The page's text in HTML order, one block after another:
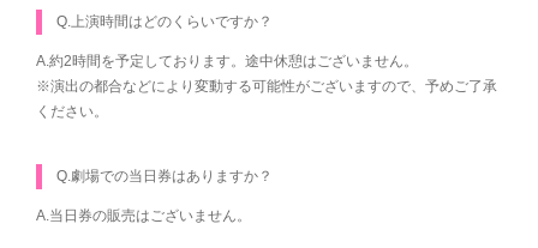
Q.上演時間はどのくらいですか？
A.約2時間を予定しております。途中休憩はございません。
※演出の都合などにより変動する可能性がございますので、予めご了承
ください。
Q.劇場での当日券はありますか？
A.当日券の販売はございません。